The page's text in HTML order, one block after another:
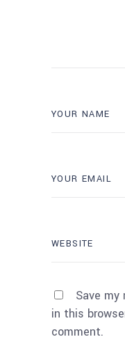
Save my
in this
comment.